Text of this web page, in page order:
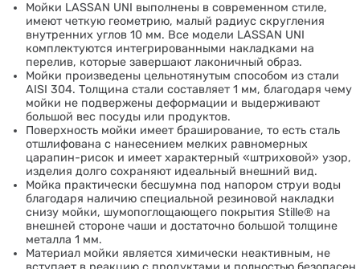
Мойки LASSAN UNI выполнены в современном стиле,
имеют четкую геометрию, малый радиус скругления
внутренних углов 10 мм. Все модели LASSAN UNI
комплектуются интегрированными накладками на
перелив, которые завершают лаконичный образ.
Мойки произведены цельнотянутым способом из стали
AISI 304. Толщина стали составляет 1 мм, благодаря чему
мойки не подвержены деформации и выдерживают
большой вес посуды или продуктов.
Поверхность мойки имеет браширование, то есть сталь
отшлифована с нанесением мелких равномерных
царапин-рисок и имеет характерный «штриховой» узор,
изделия долго сохраняют идеальный внешний вид.
Мойка практически бесшумна под напором струи воды
благодаря наличию специальной резиновой накладки
снизу мойки, шумопоглощающего покрытия Stille® на
внешней стороне чаши и достаточно большой толщине
металла 1 мм.
Материал мойки является химически неактивным, не